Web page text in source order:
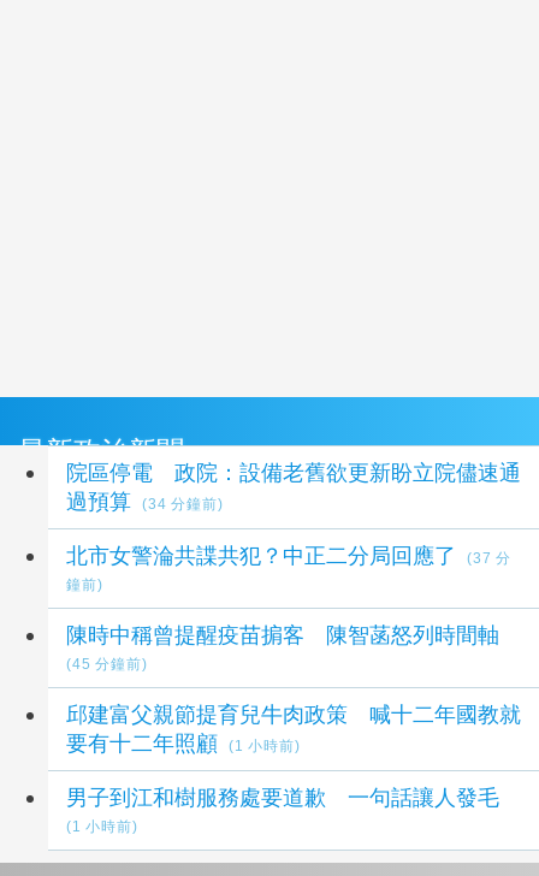
最新政治新聞
院區停電 政院：設備老舊欲更新盼立院儘速通
過預算
(34 分鐘前)
北市女警淪共諜共犯？中正二分局回應了
(37 分
鐘前)
陳時中稱曾提醒疫苗掮客 陳智菡怒列時間軸
(45 分鐘前)
邱建富父親節提育兒牛肉政策 喊十二年國教就
要有十二年照顧
(1 小時前)
男子到江和樹服務處要道歉 一句話讓人發毛
(1 小時前)